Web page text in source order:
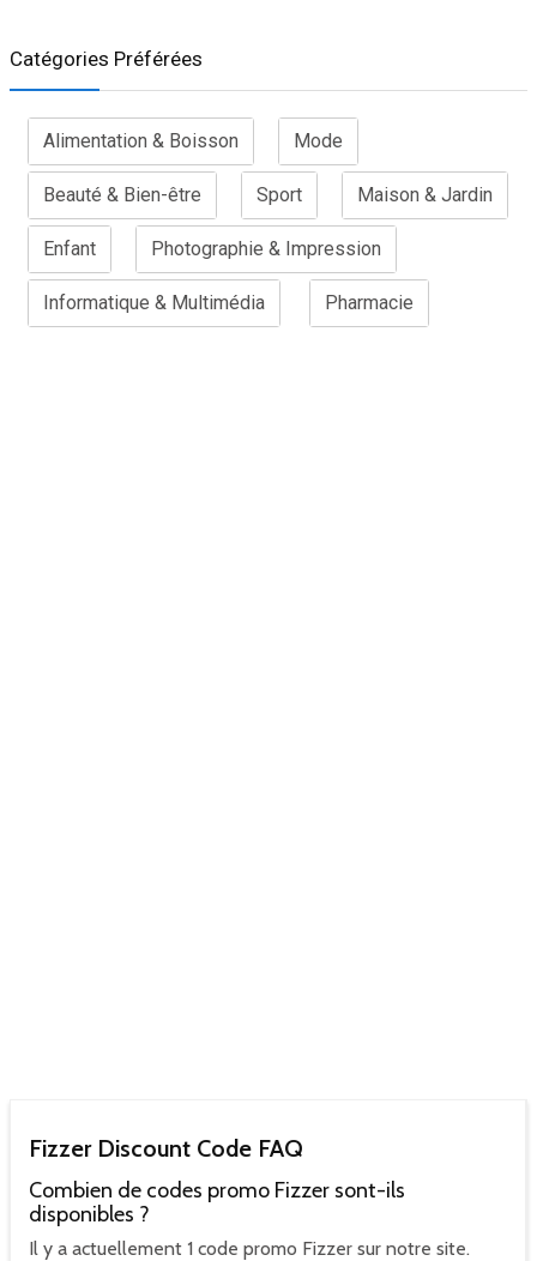
Catégories Préférées
Alimentation & Boisson Mode
Beauté & Bien-être Sport Maison & Jardin
Enfant Photographie & Impression
Informatique & Multimédia Pharmacie
Fizzer Discount Code FAQ
Combien de codes promo Fizzer sont-ils
disponibles ?
Il y a actuellement 1 code promo Fizzer sur notre site.